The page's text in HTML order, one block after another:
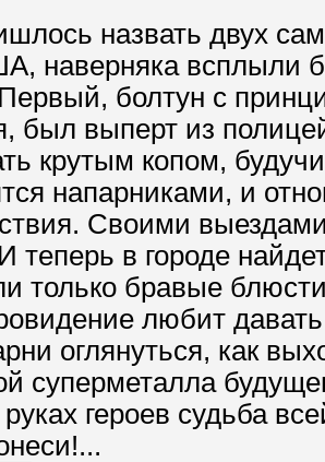
назвать двух
наверняка всплыли
болтун с
был выперт из
крутым копом,
напарниками, и
Своими
теперь в городе
только бравые
любит
оглянуться, как
суперметалла
героев судьба